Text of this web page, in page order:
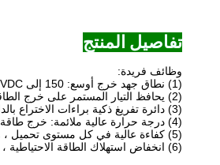
تفاصيل المنتج
وظائف فريدة:
(1) نطاق جهد خرج أوسع: 150 إلى 1000VDC ، مناسب لجميع المركبات الكهربائية والحافلات الكهربائية
(2) يحافظ التيار المستمر على خرج الطاقة الأكبر في الجهد المنخفض
(3) دائرة تفريغ ذكية براءات الاختراع بالداخل ، تعمل على تحسين موثوقية النظام وتبسيط تصميم النظام
(4) درجة حرارة عالية ملائمة: خرج طاقة كامل عند 55 ℃
(5) كفاءة عالية في كل مستوى تحميل ، وكفاءة تحميل كاملة أعلى من 95.5٪
(6) انخفاض استهلاك الطاقة الاحتياطية ، أقل من 10 وات